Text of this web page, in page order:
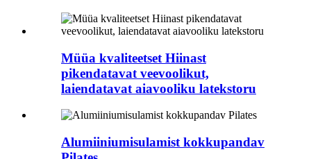
Müüa kvaliteetset Hiinast
pikendatavat veevoolikut,
laiendatavat aiavooliku latekstoru
Alumiiniumisulamist kokkupandav